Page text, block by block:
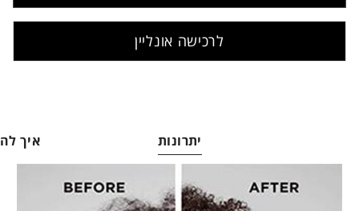
לרכישה אונליין
יתרונות איך